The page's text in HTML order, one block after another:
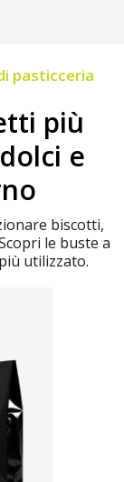
pasticceria
più
e
biscotti,
le buste a
utilizzato.